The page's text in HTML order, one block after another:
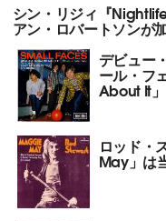
シン・リジィ『
アン・ロバートソンが
デビュー
ール・フ
About It」
ロッド・
May」は